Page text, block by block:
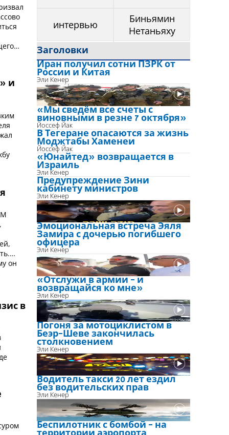
и
он
в
интервью
Биньямин
Нетаньяху
Заголовки
Иран получил сотни ПЗРК от
России и Китая
Эли Кенер
«Мы сведём все счеты с
виновными в резне 7 октября»
Йоссеф Йак
В Тегеране опасаются за жизнь
Моджтабы Хаменеи
Йоссеф Йак
«Юнайтед» возвращается в
Израиль
Эли Кенер
Предупреждение Зини
кабинету министров
Эли Кенер
Эмоциональная встреча Эяля
Замира с дочерью погибшего
офицера
Эли Кенер
«Отслужи в армии - и
возвращайся ко мне»
Эли Кенер
Погоня за мотоциклистом в
Беэр-Шеве закончилась
столкновением
Эли Кенер
Водитель такси 20 лет ездил
без водительских прав
Эли Кенер
Беспилотник с бомбой - на